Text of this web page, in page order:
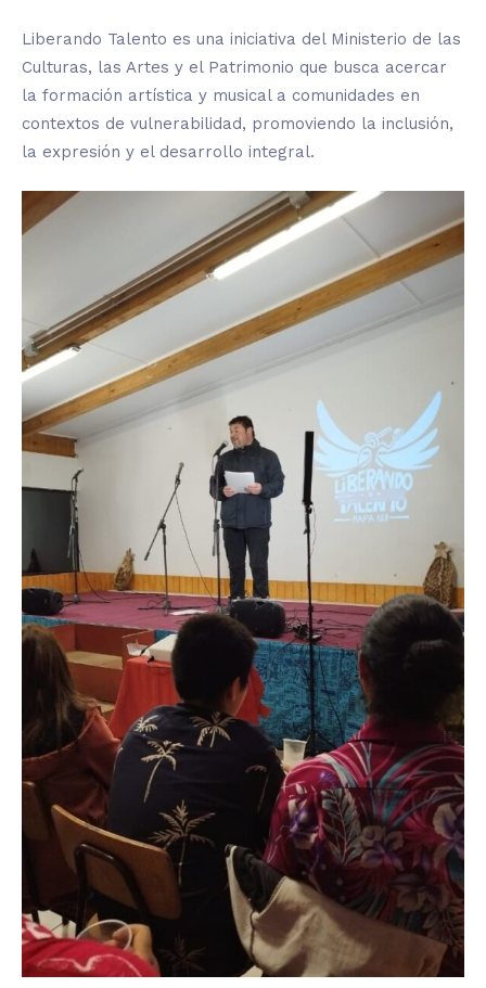
Liberando Talento es una iniciativa del Ministerio de las
Culturas, las Artes y el Patrimonio que busca acercar
la formación artística y musical a comunidades en
contextos de vulnerabilidad, promoviendo la inclusión,
la expresión y el desarrollo integral.